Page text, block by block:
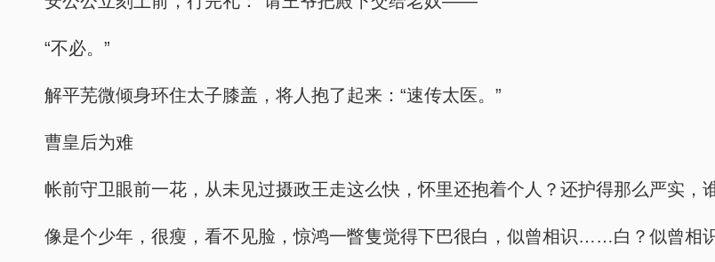
“不必。”
解平芜微倾身环住太子膝盖，将人抱了起来：“速传太医。”
曹皇后为难
帐前守卫眼前一花，从未见过摄政王走这么快，怀里还抱着个人？还护得那么严实，
像是个少年，很瘦，看不见脸，惊鸿一瞥隻觉得下巴很白，似曾相识……白？似曾相